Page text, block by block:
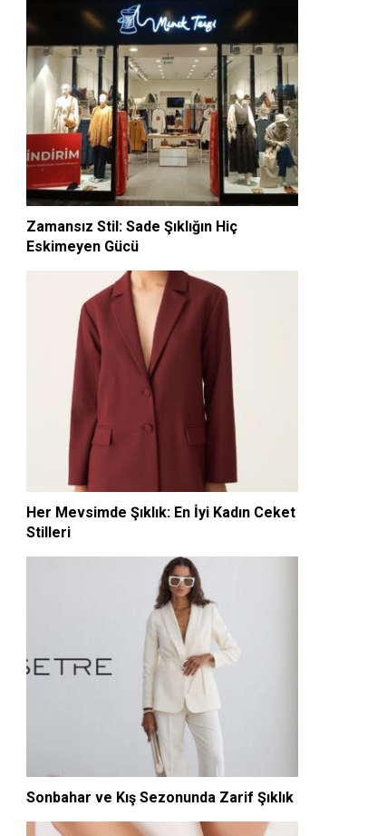
Zamansız Stil: Sade Şıklığın Hiç
Eskimeyen Gücü
Her Mevsimde Şıklık: En İyi Kadın Ceket
Stilleri
Sonbahar ve Kış Sezonunda Zarif Şıklık